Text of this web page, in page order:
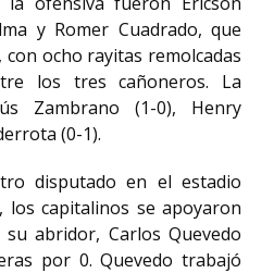
y Romer Cuadrado, que
ocho rayitas remolcadas
los tres cañoneros. La
Zambrano (1-0), Henry
(0-1).
disputado en el estadio
los capitalinos se apoyaron
abridor, Carlos Quevedo
por 0. Quevedo trabajó